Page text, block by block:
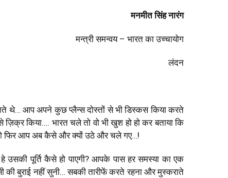
मनमीत सिंह नारंग
मन्त्री समन्वय – भारत का उच्चायोग
लंदन
थे… आप अपने कुछ प्लैन्स दोस्तों से भी डिस्कस किया करते
किया…. भारत चले तो वो भी खुश हो हो कर बताया कि
तो फिर आप अब कैसे और क्यों उठे और चले गए…!
पूर्ति कैसे हो पाएगी? आपके पास हर समस्या का एक
बुराई नहीं सुनी… सबकी तारीफें करते रहना और मुस्कराते